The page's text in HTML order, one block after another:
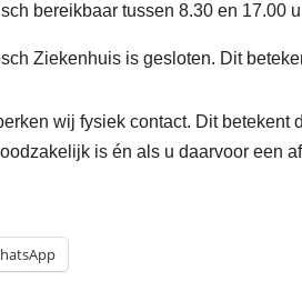
bereikbaar tussen 8.30 en 17.00
Ziekenhuis is gesloten. Dit
wij fysiek contact. Dit
is én als u daarvoor een